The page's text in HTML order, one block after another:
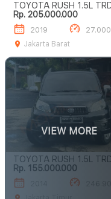
TOYOTA RUSH 1.5L TRD
SPORTIVO A/T
Rp. 205.000.000
2019
27.000
Jakarta Barat
TOYOTA RUSH 1.5L TRD
SPORTIVO A/T
Rp. 155.000.000
VIEW MORE